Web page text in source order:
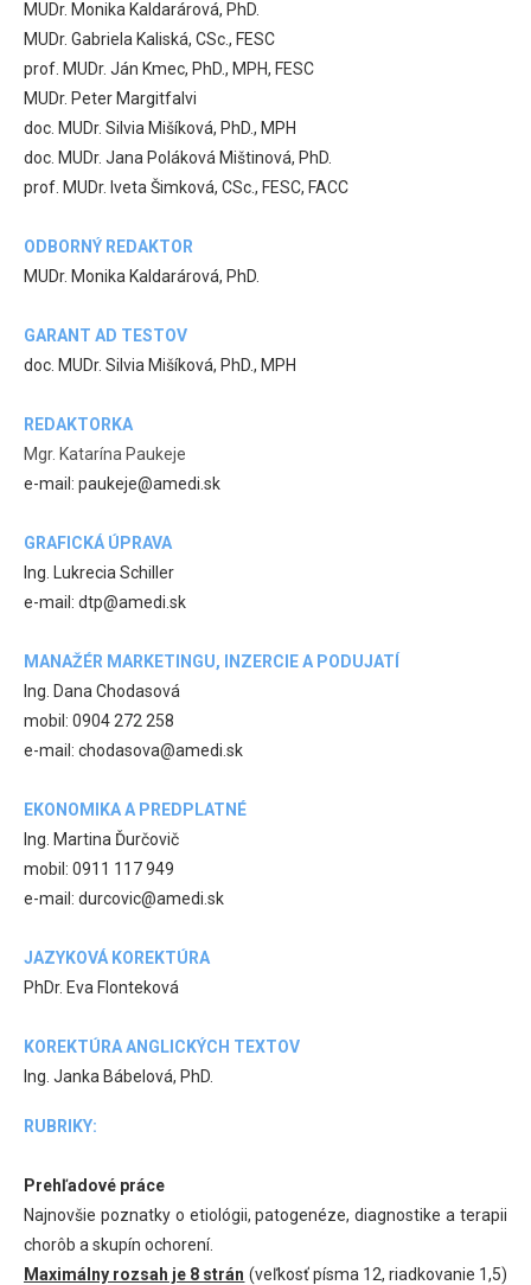
MUDr. Monika Kaldarárová, PhD.
MUDr. Gabriela Kaliská, CSc., FESC
prof. MUDr. Ján Kmec, PhD., MPH, FESC
MUDr. Peter Margitfalvi
doc. MUDr. Silvia Mišíková, PhD., MPH
doc. MUDr. Jana Poláková Mištinová, PhD.
prof. MUDr. Iveta Šimková, CSc., FESC, FACC
ODBORNÝ REDAKTOR
MUDr. Monika Kaldarárová, PhD.
GARANT AD TESTOV
doc. MUDr. Silvia Mišíková, PhD., MPH
REDAKTORKA
Mgr. Katarína Paukeje
e-mail: paukeje@amedi.sk
GRAFICKÁ ÚPRAVA
Ing. Lukrecia Schiller
e-mail: dtp@amedi.sk
MANAŽÉR MARKETINGU, INZERCIE A PODUJATÍ
Ing. Dana Chodasová
mobil: 0904 272 258
e-mail: chodasova@amedi.sk
EKONOMIKA A PREDPLATNÉ
Ing. Martina Ďurčovič
mobil: 0911 117 949
e-mail: durcovic@amedi.sk
JAZYKOVÁ KOREKTÚRA
PhDr. Eva Flonteková
KOREKTÚRA ANGLICKÝCH TEXTOV
Ing. Janka Bábelová, PhD.
RUBRIKY:
Prehľadové práce
Najnovšie poznatky o etiológii, patogenéze, diagnostike a terapii
chorôb a skupín ochorení.
Maximálny rozsah je 8 strán (veľkosť písma 12, riadkovanie 1,5)